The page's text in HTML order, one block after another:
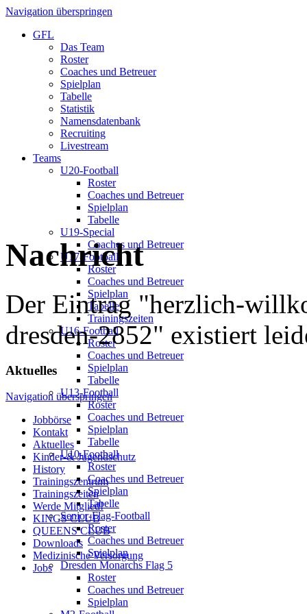
Navigation überspringen
GFL
Das Team
Roster
Coaches und Betreuer
Spielplan
Tabelle
Statistik
Namensdatenbank
Recruiting
Livestream
Teams
U20-Football
Roster
Coaches und Betreuer
Spielplan
Tabelle
U19-Special
Coaches und Betreuer
U17-Football
Roster
Coaches und Betreuer
Spielplan
Tabelle
Trainingszeiten
U16-Football
Roster
Coaches und Betreuer
Spielplan
Tabelle
U13-Football
Roster
Coaches und Betreuer
Spielplan
Tabelle
U10-Football
Roster
Coaches und Betreuer
Spielplan
Tabelle
Senior-Flag-Football
Roster
Coaches und Betreuer
Spielplan
Dresden Monarchs Flag 5
Roster
Coaches und Betreuer
Spielplan
Nachricht
Der Eintrag "herzlich-
dresden-2852" existiert
Aktuelles
Navigation überspringen
Jobbörse
Kontakt
Aktuelles
Kinder-& Jugendschutz
History
Trainingszentrum
Trainingszeiten
Werde Mitglied!
KINGS CLUB
QUEENS CLUB
Downloads
Medizinische Versorgung
Jobs